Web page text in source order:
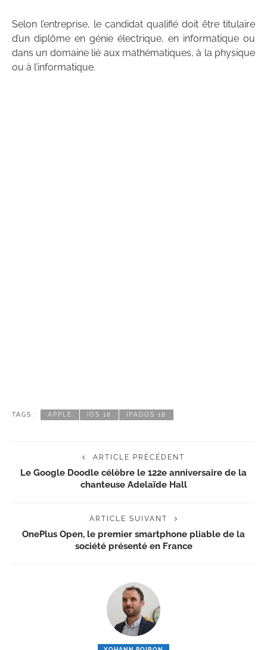
Selon l’entreprise, le candidat qualifié doit être titulaire
d’un diplôme en génie électrique, en informatique ou
dans un domaine lié aux mathématiques, à la physique
ou à l’informatique.
TAGS : APPLE IOS 18 IPADOS 18
ARTICLE PRÉCÉDENT
Le Google Doodle célèbre le 122e anniversaire de la
chanteuse Adelaïde Hall
ARTICLE SUIVANT
OnePlus Open, le premier smartphone pliable de la
société présenté en France